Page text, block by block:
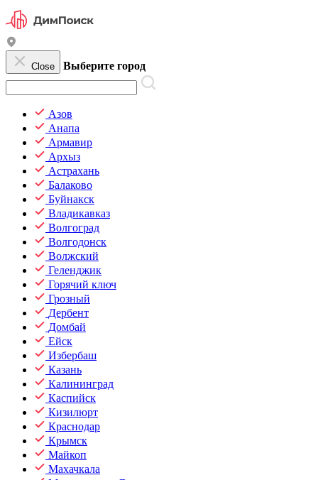
Close Выберите город
Азов
Анапа
Армавир
Архыз
Астрахань
Балаково
Буйнакск
Владикавказ
Волгоград
Волгодонск
Волжский
Геленджик
Горячий ключ
Грозный
Дербент
Домбай
Ейск
Избербаш
Казань
Калининград
Каспийск
Кизилюрт
Краснодар
Крымск
Майкоп
Махачкала